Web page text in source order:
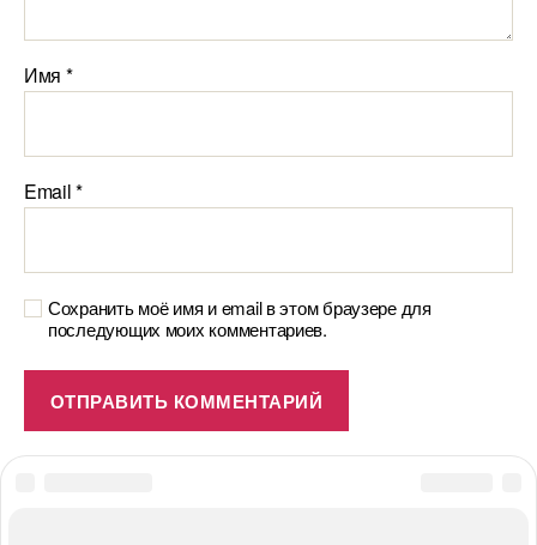
Имя *
Email*
Сохранить моё имя и email в этом браузере для
последующих моих комментариев.